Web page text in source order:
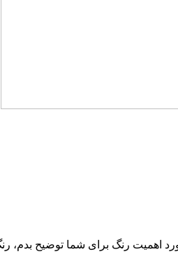
2024 یا رنگ سال 1403 لازمه کمی در مورد